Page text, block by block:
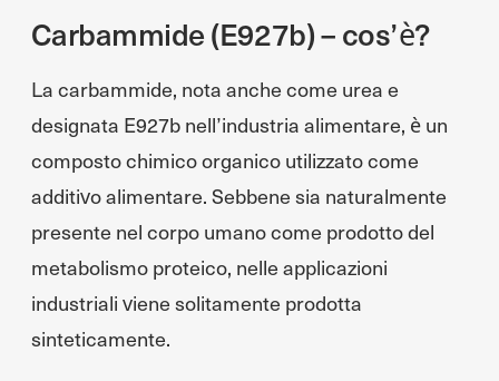
Carbammide (E927b) – cos’è?
La carbammide, nota anche come urea e
designata E927b nell’industria alimentare, è un
composto chimico organico utilizzato come
additivo alimentare. Sebbene sia naturalmente
presente nel corpo umano come prodotto del
metabolismo proteico, nelle applicazioni
industriali viene solitamente prodotta
sinteticamente.